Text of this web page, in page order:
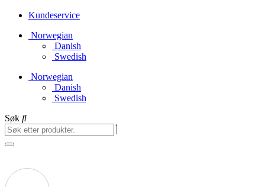
Kundeservice
Norwegian
Danish
Swedish
Norwegian
Danish
Swedish
Søk